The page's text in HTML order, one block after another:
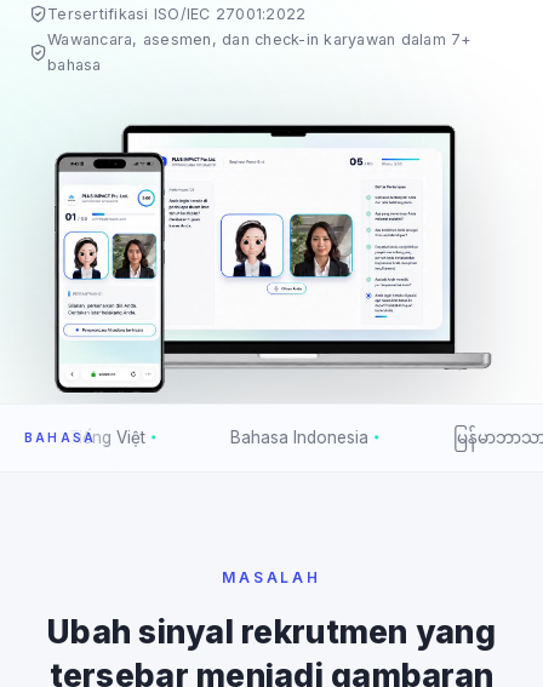
Tersertifikasi ISO/IEC 27001:2022
Wawancara, asesmen, dan check-in karyawan dalam 7+
bahasa
BAHASA
Tiếng Việt Bahasa Indonesia မြန်မာဘာသာ
MASALAH
Ubah sinyal rekrutmen yang
tersebar menjadi gambaran